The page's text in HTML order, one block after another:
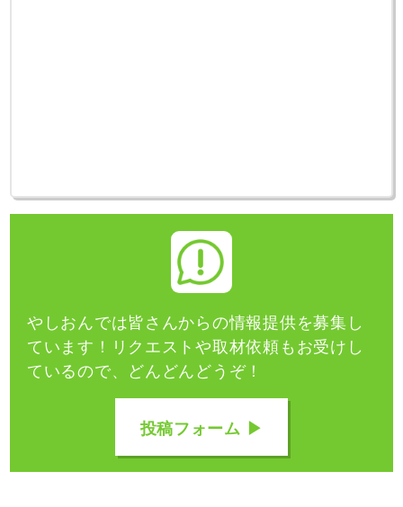
やしおんでは皆さんからの情報提供を募集し
ています！ リクエストや取材依頼もお受けし
ているので、どんどんどうぞ！
投稿フォーム ▶